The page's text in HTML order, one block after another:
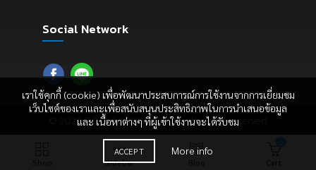
Social Network
© 2026E.P.C. CORPORATION. All rights reserved
Sidebar
เราใช้คุกกี้ (cookie) เพื่อพัฒนาประสบการณ์การใช้งานจากการเยี่ยมชม
เว็บไซต์ของเราและเพื่อสนับสนุนประสิทธิภาพในการนำเสนอข้อมูล
และ เนื้อหาต่างๆ ที่ผู้เข้าใช้งานจะได้รับชม
ACCEPT More info